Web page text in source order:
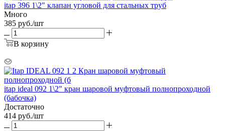
itap 396 1\2" клапан угловой для стальных труб
Много
385 руб./шт
В корзину
itap ideal 092 1\2" кран шаровой муфтовый полнопроходной
(бабочка)
Достаточно
414 руб./шт